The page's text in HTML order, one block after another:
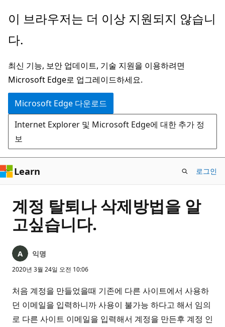
주
콘
츠
로
건
너
뛰
기
이 브라우저는 더 이상 지원되지 않습니
다.
최신 기능, 보안 업데이트, 기술 지원을 이용하려면
Microsoft Edge로 업그레이드하세요.
Microsoft Edge 다운로드
Internet Explorer 및 Microsoft Edge에 대한 추가 정
보
Learn 로그인
계정 탈퇴나 삭제방법을 알
고싶습니다.
익명
2020년 3월 24일 오전 10:06
처음 계정을 만들었을때 기존에 다른 사이트에서 사용하
던 이메일을 입력하니까 사용이 불가능 하다고 해서 임의
로 다른 사이트 이메일을 입력해서 계정을 만든후 계정 인